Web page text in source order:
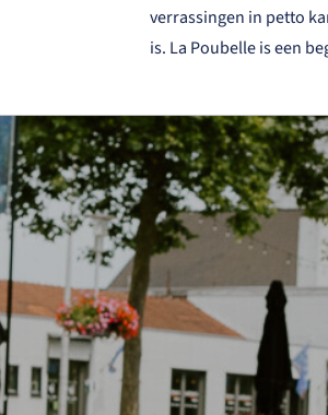
Home
Bezoeken
Ondernemen
Wonen
verrassingen in petto
is. La Poubelle is een